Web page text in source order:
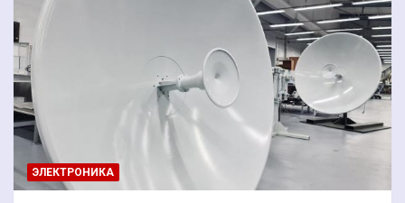
ЭЛЕКТРОНИКА